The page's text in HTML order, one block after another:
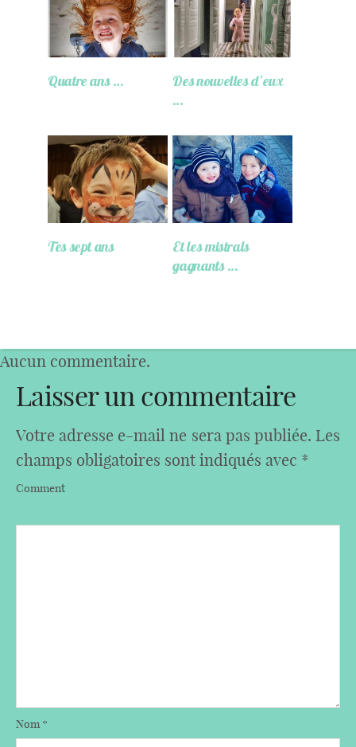
Quatre ans …
Des nouvelles d’eux
…
Tes sept ans
Et les mistrals
gagnants …
Aucun commentaire.
Laisser un commentaire
Votre adresse e-mail ne sera pas publiée. Les
champs obligatoires sont indiqués avec *
Comment
Nom*